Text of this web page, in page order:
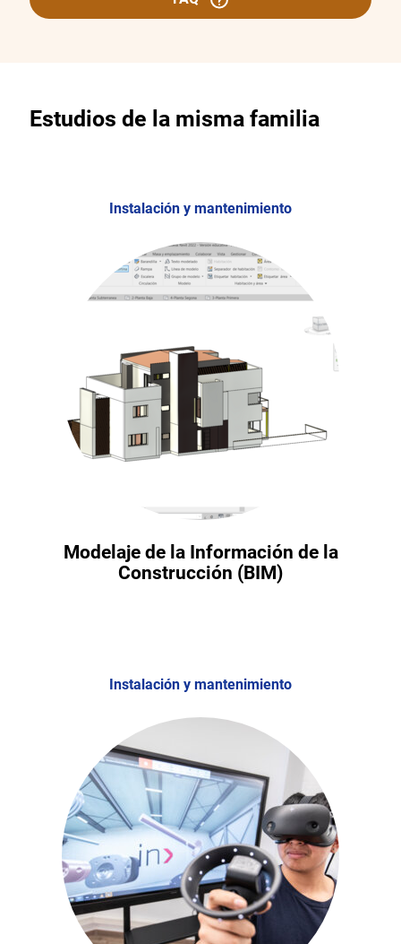
Estudios de la misma familia
Modelaje de la Información de la
Construcción (BIM)
Instalación y mantenimiento
Instalación y mantenimiento